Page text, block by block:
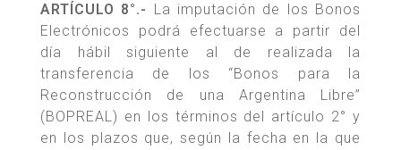
ARTÍCULO 8°.-
La imputación de los Bonos
Electrónicos podrá efectuarse a partir del
día hábil siguiente al de realizada la
transferencia de los “Bonos para la
Reconstrucción de una Argentina Libre”
(BOPREAL) en los términos del artículo 2° y
en los plazos que, según la fecha en la que